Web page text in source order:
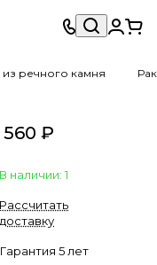
из речного камня
₽
В наличии: 1
Рассчитать
доставку
Гарантия 5 лет